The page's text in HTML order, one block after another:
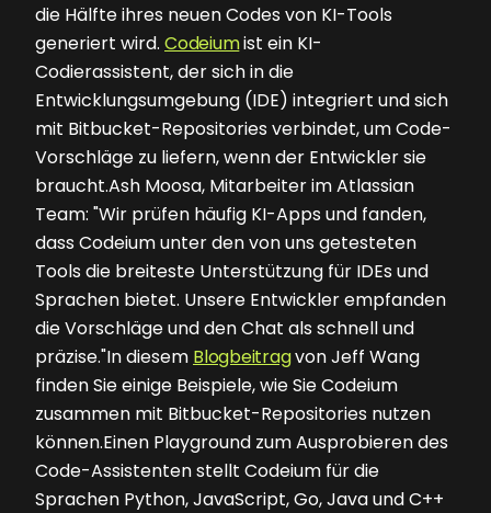
die Hälfte ihres neuen Codes von KI-Tools
generiert wird. Codeiumist ein KI-
Codierassistent, der sich in die
Entwicklungsumgebung (IDE) integriert und sich
mit Bitbucket-Repositories verbindet, um Code-
Vorschläge zu liefern, wenn der Entwickler sie
braucht.Ash Moosa, Mitarbeiter im Atlassian
Team: "Wir prüfen häufig KI-Apps und fanden,
dass Codeium unter den von uns getesteten
Tools die breiteste Unterstützung für IDEs und
Sprachen bietet. Unsere Entwickler empfanden
die Vorschläge und den Chat als schnell und
präzise."In diesem Blogbeitragvon Jeff Wang
finden Sie einige Beispiele, wie Sie Codeium
zusammen mit Bitbucket-Repositories nutzen
können.Einen Playground zum Ausprobieren des
Code-Assistenten stellt Codeium für die
Sprachen Python, JavaScript, Go, Java und C++